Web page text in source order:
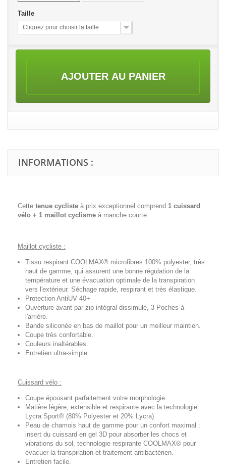
Taille
Cliquez pour choisir la taille
AJOUTER AU PANIER
INFORMATIONS :
Cette tenue cycliste à prix exceptionnel comprend 1 cuissard
vélo + 1 maillot cyclisme à manche courte.
Maillot cycliste :
Tissu respirant COOLMAX® microfibres 100% polyester, très
haut de gamme, qui assurent une bonne régulation de la
température et une évacuation optimale de la transpiration
vers l'extérieur. Séchage rapide, respirant et très élastique.
Protection AntiUV 40+
Ouverture avant par zip intégral dissimulé, 3 Poches à
l'arrière.
Bande siliconée en bas de maillot pour un meilleur maintien.
Coupe très confortable.
Couleurs inaltérables.
Entretien ultra-simple.
Cuissard vélo :
Coupe épousant parfaitement votre morphologie.
Matière légère, extensible et respirante avec la technologie
Lycra Sport® (80% Polyester et 20% Lycra).
Peau de chamois haut de gamme pour un confort maximal :
insert du cuissard en gel 3D pour absorber les chocs et
vibrations du sol, technologie respirante COOLMAX® pour
évacuer la transpiration et traitement antibactérien.
Entretien facile.